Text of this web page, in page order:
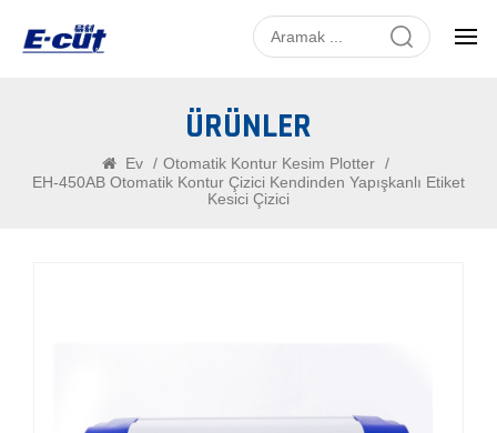
ÜRÜNLER
Ev / Otomatik Kontur Kesim Plotter /
EH-450AB Otomatik Kontur Çizici Kendinden Yapışkanlı Etiket
Kesici Çizici